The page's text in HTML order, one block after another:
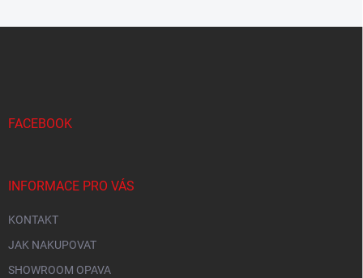
FACEBOOK
INFORMACE PRO VÁS
KONTAKT
JAK NAKUPOVAT
SHOWROOM OPAVA